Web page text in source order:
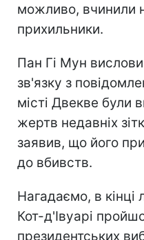
можливо, вчинили
прихильники.
Пан Гі Мун
зв'язку з
місті Двекве були
жертв недавніх
заявив, що його
до вбивств.
Нагадаємо, в кінці
Кот-д'Івуарі
президентських